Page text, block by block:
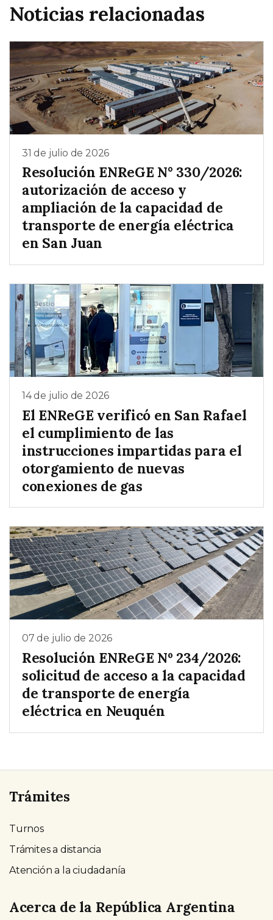
Noticias relacionadas
31 de julio de 2026
Resolución ENReGE N° 330/2026:
autorización de acceso y
ampliación de la capacidad de
transporte de energía eléctrica
en San Juan
14 de julio de 2026
El ENReGE verificó en San Rafael
el cumplimiento de las
instrucciones impartidas para el
otorgamiento de nuevas
conexiones de gas
07 de julio de 2026
Resolución ENReGE Nº 234/2026:
solicitud de acceso a la capacidad
de transporte de energía
eléctrica en Neuquén
Trámites
Turnos
Trámites a distancia
Atención a la ciudadanía
Acerca de la República Argentina